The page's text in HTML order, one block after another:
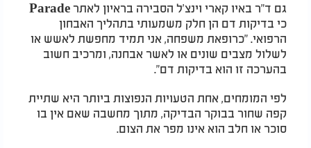
גם ד"ר באיו קארי וינצ'ל הסבירה בראיון לאתר Parade
כי בדיקות דם הן חלק משמעותי בתהליך האבחון
הרפואי. "כרופאת משפחה, אני תמיד מחפשת לאשש או
לשלול מצבים שונים או לאשר אבחנה, ומרכיב חשוב
בהערכה זו הוא בדיקות דם".
לפי המומחים, אחת הטעויות הנפוצות ביותר היא שתיית
קפה שחור בבוקר הבדיקה, מתוך מחשבה שאם אין בו
סוכר או חלב הוא אינו מפר את הצום.